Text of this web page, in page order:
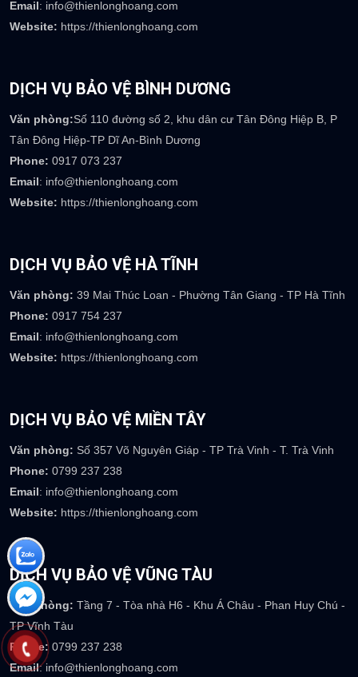
Email: info@thienlonghoang.com
Website: https://thienlonghoang.com
DỊCH VỤ BẢO VỆ BÌNH DƯƠNG
Văn phòng:Số 110 đường số 2, khu dân cư Tân Đông Hiệp B, P
Tân Đông Hiệp-TP Dĩ An-Bình Dương
Phone: 0917 073 237
Email: info@thienlonghoang.com
Website: https://thienlonghoang.com
DỊCH VỤ BẢO VỆ HÀ TĨNH
Văn phòng: 39 Mai Thúc Loan - Phường Tân Giang - TP Hà Tĩnh
Phone: 0917 754 237
Email: info@thienlonghoang.com
Website: https://thienlonghoang.com
DỊCH VỤ BẢO VỆ MIỀN TÂY
Văn phòng: Số 357 Võ Nguyên Giáp - TP Trà Vinh - T. Trà Vinh
Phone: 0799 237 238
Email: info@thienlonghoang.com
Website: https://thienlonghoang.com
DỊCH VỤ BẢO VỆ VŨNG TÀU
Văn phòng: Tầng 7 - Tòa nhà H6 - Khu Á Châu - Phan Huy Chú -
TP Vĩnh Tàu
Phone:0799 237 238
Email: info@thienlonghoang.com